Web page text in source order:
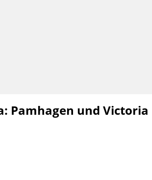
Pamhagen und